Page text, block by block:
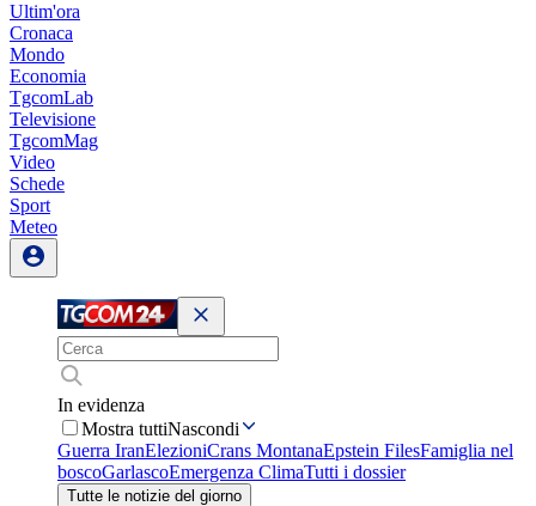
Ultim'ora
Cronaca
Mondo
Economia
TgcomLab
Televisione
TgcomMag
Video
Schede
Sport
Meteo
In evidenza
Mostra tuttiNascondi
Guerra IranElezioniCrans MontanaEpstein FilesFamiglia nel
boscoGarlascoEmergenza ClimaTutti i dossier
Tutte le notizie del giorno